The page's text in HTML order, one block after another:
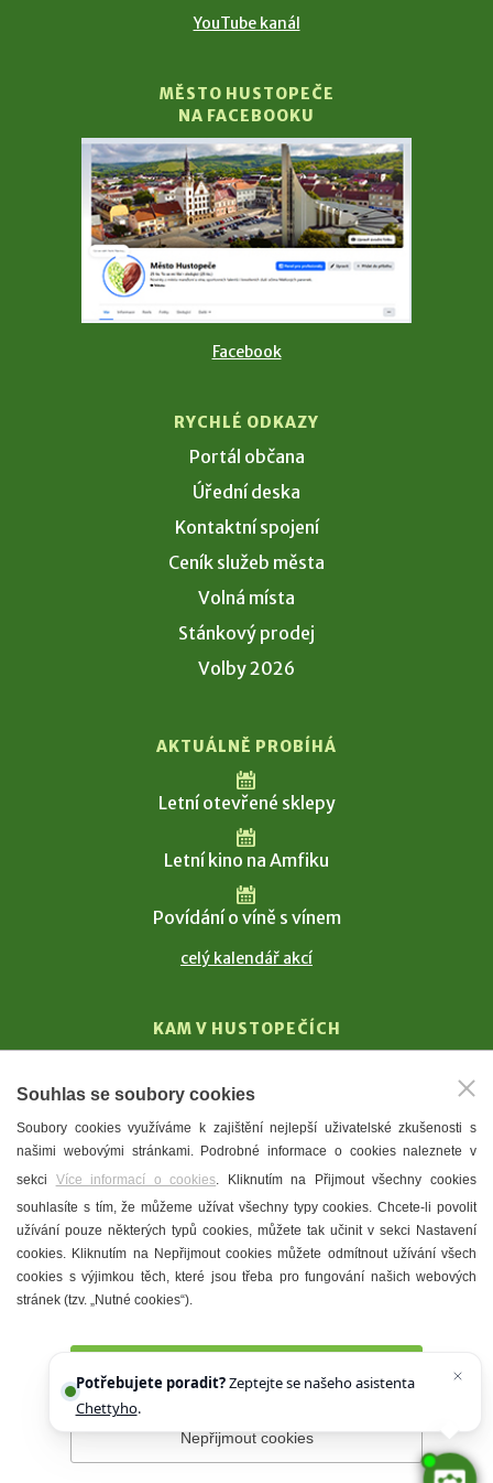
YouTube kanál
MĚSTO HUSTOPEČE
NA FACEBOOKU
Facebook
RYCHLÉ ODKAZY
Portál občana
Úřední deska
Kontaktní spojení
Ceník služeb města
Volná místa
Stánkový prodej
Volby 2026
AKTUÁLNĚ PROBÍHÁ
Letní otevřené sklepy
Letní kino na Amfiku
Povídání o víně s vínem
celý kalendář akcí
KAM V HUSTOPEČÍCH
T. G. Masaryk
Mandloně
Ubytování
Restaurace
Městské muzeum a galerie
Denní meníčka
Prohlášení o přístupnosti Správce webu
Souhlas se soubory cookies
Soubory cookies využíváme k zajištění nejlepší uživatelské zkušenosti s
našimi webovými stránkami. Podrobné informace o cookies naleznete v
sekci Více informací o cookies. Kliknutím na Přijmout všechny cookies
souhlasíte s tím, že můžeme užívat všechny typy cookies. Chcete-li povolit
užívání pouze některých typů cookies, můžete tak učinit v sekci Nastavení
cookies. Kliknutím na Nepřijmout cookies můžete odmítnout užívání všech
cookies s výjimkou těch, které jsou třeba pro fungování našich webových
stránek (tzv. „Nutné cookies“).
Nepřijmout cookies
Potřebujete poradit?Zeptejte se našeho asistenta
Chettyho.